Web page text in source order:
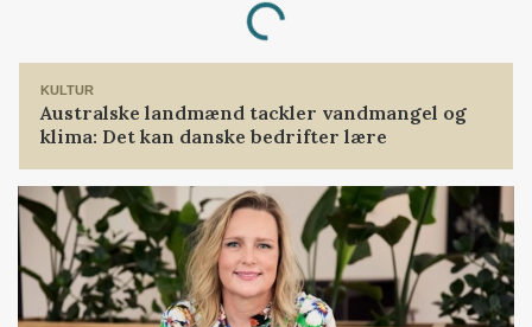
Loading...
KULTUR
Australske landmænd tackler vandmangel og
klima: Det kan danske bedrifter lære